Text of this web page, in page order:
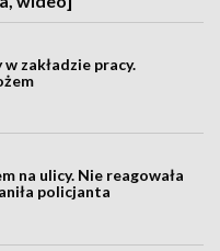
zakładzie pracy.
na ulicy. Nie reagowała
policjanta